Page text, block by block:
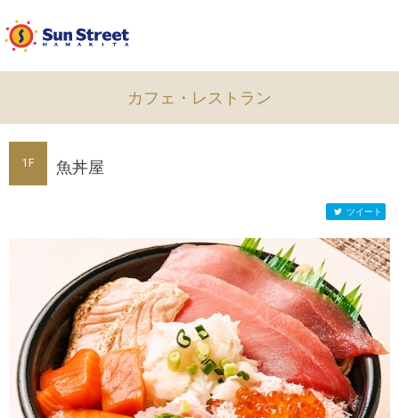
公式ライン
カフェ・レストラン
1F 魚丼屋
ツイート